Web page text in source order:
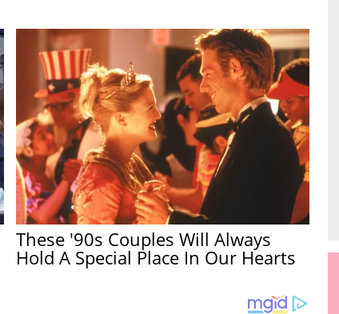
These '90s Couples Will Always
Hold A Special Place In Our Hearts